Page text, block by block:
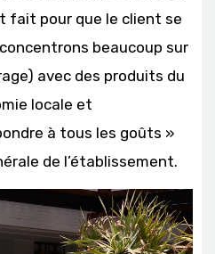
fait pour que le client se
beaucoup sur
avec des produits du
locale et
à tous les goûts »
de l’établissement.